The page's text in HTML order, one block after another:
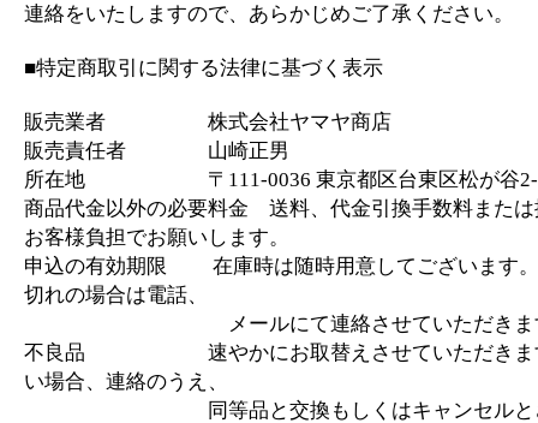
連絡をいたしますので、あらかじめご了承ください。
■特定商取引に関する法律に基づく表示
販売業者 株式会社ヤマヤ商店
販売責任者 山崎正男
所在地 〒111-0036 東京都区台東区松が谷2-
商品代金以外の必要料金 送料、代金引換手数料また
お客様負担でお願いします。
申込の有効期限 在庫時は随時用意してございます
切れの場合は電話、
メールにて連絡させていただきま
不良品 速やかにお取替えさせていただきま
い場合、連絡のうえ、
同等品と交換もしくはキャンセルとさ